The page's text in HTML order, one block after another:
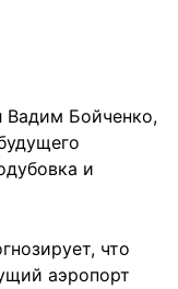
Вадим Бойченко,
и
что
аэропорт